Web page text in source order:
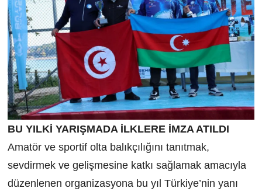
BU YILKİ YARIŞMADA İLKLERE İMZA ATILDI
Amatör ve sportif olta balıkçılığını tanıtmak,
sevdirmek ve gelişmesine katkı sağlamak amacıyla
düzenlenen organizasyona bu yıl Türkiye’nin yanı